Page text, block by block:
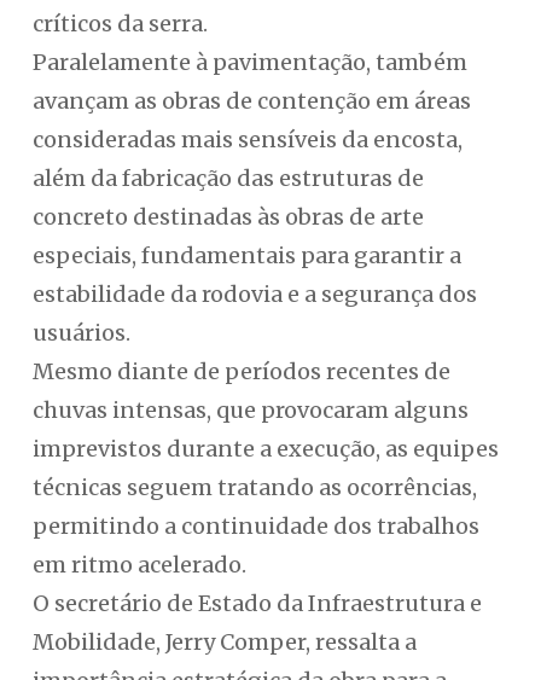
críticos da serra.
Paralelamente à pavimentação, também
avançam as obras de contenção em áreas
consideradas mais sensíveis da encosta,
além da fabricação das estruturas de
concreto destinadas às obras de arte
especiais, fundamentais para garantir a
estabilidade da rodovia e a segurança dos
usuários.
Mesmo diante de períodos recentes de
chuvas intensas, que provocaram alguns
imprevistos durante a execução, as equipes
técnicas seguem tratando as ocorrências,
permitindo a continuidade dos trabalhos
em ritmo acelerado.
O secretário de Estado da Infraestrutura e
Mobilidade, Jerry Comper, ressalta a